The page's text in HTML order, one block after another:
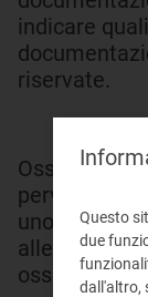
indicare
riservate.
Osservazioni
pervenire al
uno solo di
allegato il
osservazioni
Questo
due
dall'altro,